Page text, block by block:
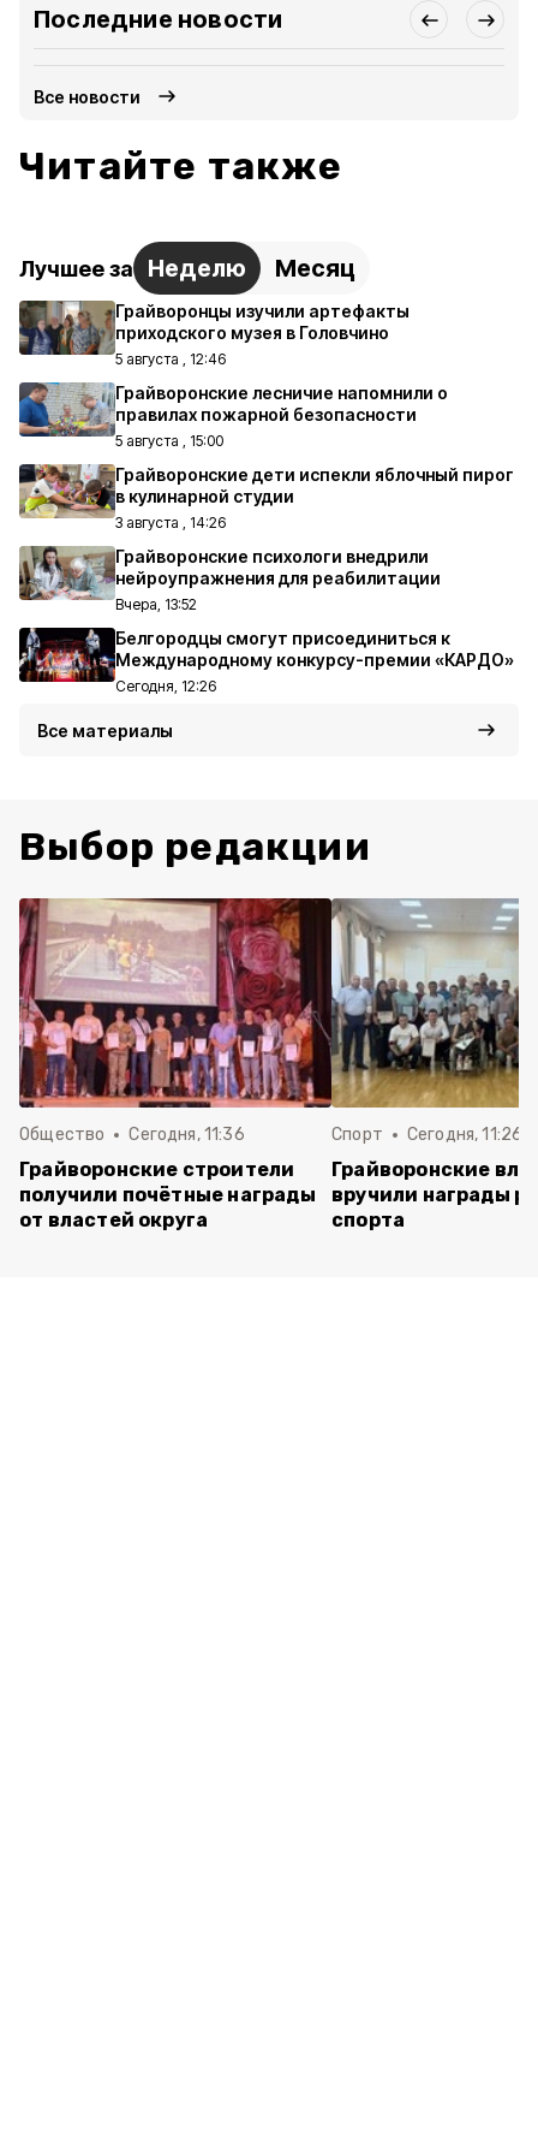
Последние новости
Все новости
Читайте также
Лучшее за Неделю Месяц
Грайворонцы изучили артефакты
приходского музея в Головчино
5 августа , 12:46
Грайворонские лесничие напомнили о
правилах пожарной безопасности
5 августа , 15:00
Грайворонские дети испекли яблочный пирог
в кулинарной студии
3 августа , 14:26
Грайворонские психологи внедрили
нейроупражнения для реабилитации
Вчера, 13:52
Белгородцы смогут присоединиться к
Международному конкурсу-премии «КАРДО»
Сегодня, 12:26
Все материалы
Выбор редакции
Общество Сегодня, 11:36
Грайворонские строители
получили почётные награды
от властей округа
Спорт Сегодня, 11:26
Грайворонские
вручили награды
спорта